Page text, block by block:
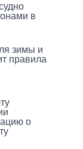
в
зимы и
правила
о